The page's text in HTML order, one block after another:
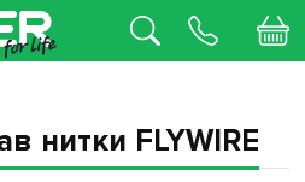
нитки FLYWIRE